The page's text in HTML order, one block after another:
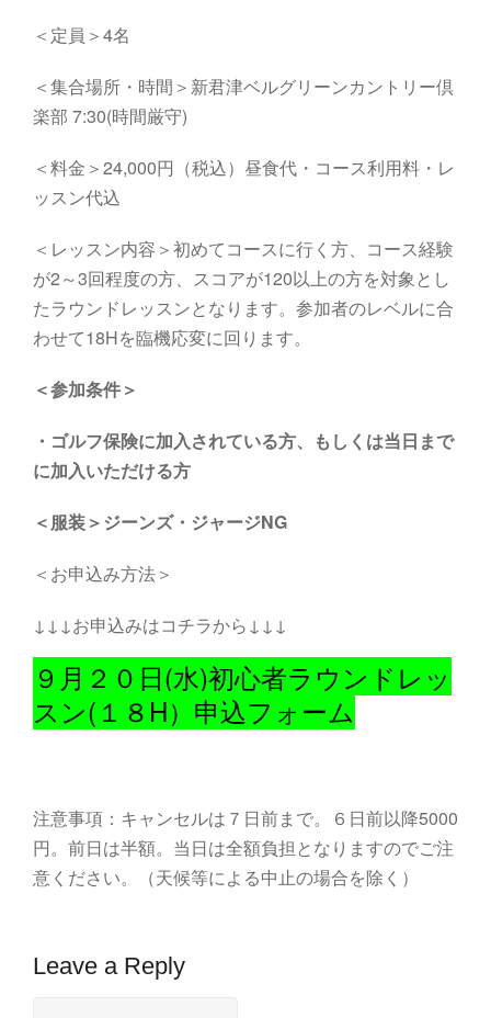
＜定員＞4名
＜集合場所・時間＞ 新君津ベルグリーンカントリー倶
楽部 7:30(時間厳守)
＜料金＞24,000円（税込）昼食代・コース利用料・レ
ッスン代込
＜レッスン内容＞初めてコースに行く方、コース経験
が2～3回程度の方、スコアが120以上の方を対象とし
たラウンドレッスンとなります。参加者のレベルに合
わせて18Hを臨機応変に回ります。
＜参加条件＞
・ ゴルフ保険に加入されている方、もしくは当日まで
に加入いただける方
＜服装＞ジーンズ・ジャージNG
＜お申込み方法＞
↓↓↓お申込みはコチラから↓↓↓
９月２０日(水)初心者ラウンドレッ
スン(１８H）申込フォーム
注意事項：キャンセルは７日前まで。６日前以降5000
円。前日は半額。当日は全額負担となりますのでご注
意ください。（天候等による中止の場合を除く）
Leave a Reply